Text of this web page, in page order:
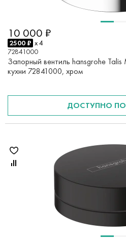
10 000 ₽
2500 ₽ x 4
72841000
Запорный вентиль hansgrohe
кухни 72841000, хром
ДОСТУПНО